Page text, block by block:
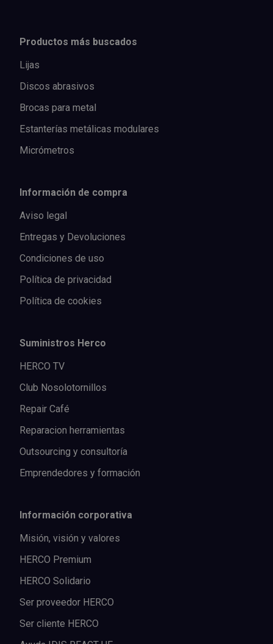
Productos más buscados
Lijas
Discos abrasivos
Brocas para metal
Estanterías metálicas modulares
Micrómetros
Información de compra
Aviso legal
Entregas y Devoluciones
Condiciones de uso
Política de privacidad
Política de cookies
Suministros Herco
HERCO TV
Club Nosolotornillos
Repair Café
Reparacion herramientas
Outsourcing y consultoría
Emprendedores y formación
Información corporativa
Misión, visión y valores
HERCO Premium
HERCO Solidario
Ser proveedor HERCO
Ser cliente HERCO